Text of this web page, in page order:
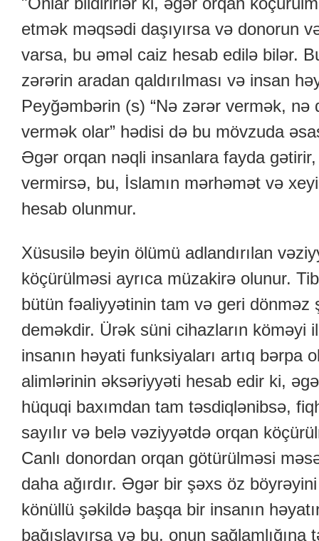
etmək məqsədi daşıyırsa və donorun
varsa, bu əməl caiz hesab edilə bilər.
zərərin aradan qaldırılması və insan
Peyğəmbərin (s) “Nə zərər vermək,
vermək olar” hədisi də bu mövzuda
Əgər orqan nəqli insanlara fayda
vermirsə, bu, İslamın mərhəmət və
hesab olunmur.
Xüsusilə beyin ölümü adlandırılan
köçürülməsi ayrıca müzakirə olunur.
bütün fəaliyyətinin tam və geri dönməz
deməkdir. Ürək süni cihazların köməyi
insanın həyati funksiyaları artıq bərpa
alimlərinin əksəriyyəti hesab edir ki,
hüquqi baxımdan tam təsdiqlənibsə,
sayılır və belə vəziyyətdə orqan
Canlı donordan orqan götürülməsi
daha ağırdır. Əgər bir şəxs öz
könüllü şəkildə başqa bir insanın
bağışlayırsa və bu, onun